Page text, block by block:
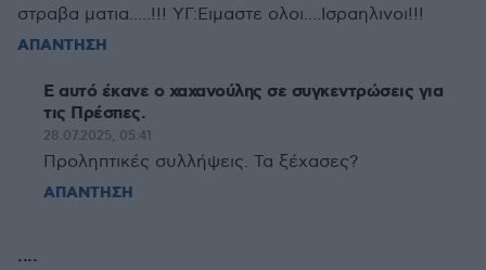
στραβα ματια.....!!! ΥΓ:Ειμαστε ολοι....Ισραηλινοι!!!
ΑΠΑΝΤΗΣΗ
Ε αυτό έκανε ο χαχανούλης σε συγκεντρώσεις για
τις Πρέσπες.
28.07.2025, 05:41
Προληπτικές συλλήψεις. Τα ξέχασες?
ΑΠΑΝΤΗΣΗ
....